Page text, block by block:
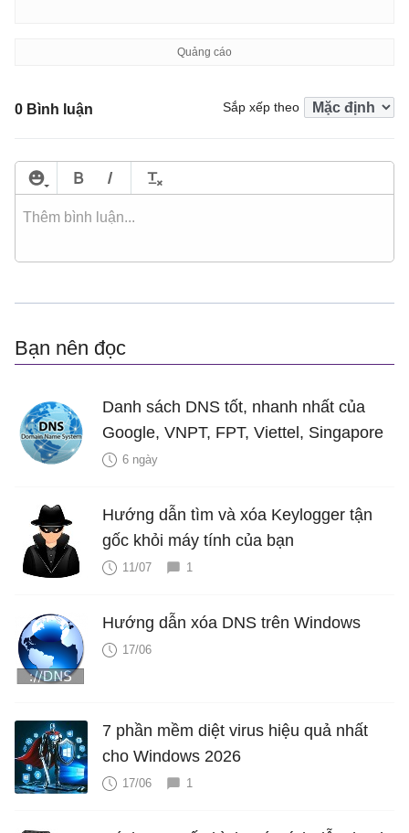
0 Bình luận Sắp xếp theo
Bạn nên đọc
Danh sách DNS tốt, nhanh nhất của
Google, VNPT, FPT, Viettel, Singapore
6 ngày
Hướng dẫn tìm và xóa Keylogger tận
gốc khỏi máy tính của bạn
11/07 1
Hướng dẫn xóa DNS trên Windows
17/06
7 phần mềm diệt virus hiệu quả nhất
cho Windows 2026
17/06 1